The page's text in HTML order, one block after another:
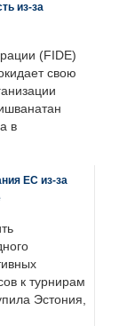
из-за
(FIDE)
свою
в
ЕС из-за
к турнирам
Эстония,